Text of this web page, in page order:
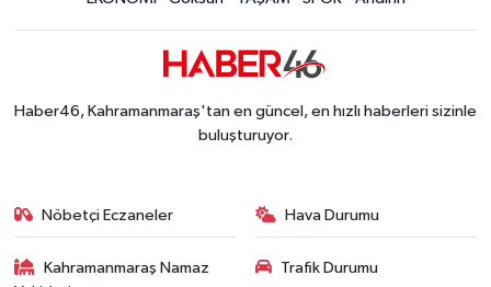
Haber46, Kahramanmaraş'tan en güncel, en hızlı haberleri sizinle
buluşturuyor.
Nöbetçi Eczaneler Hava Durumu
Kahramanmaraş Namaz
Trafik Durumu